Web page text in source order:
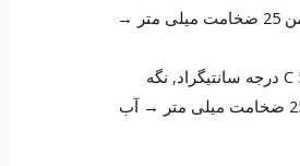
نگه داشتن 15 مال من 25 ضخامت میلی متر →
1 060 ° C 5 درجه سانتیگراد, نگه
داشتن 15 مال من 25 ضخامت میلی متر → آب